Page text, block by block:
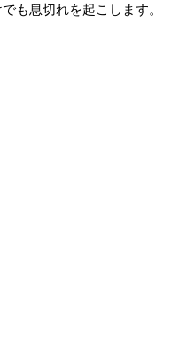
も息切れを起こします。